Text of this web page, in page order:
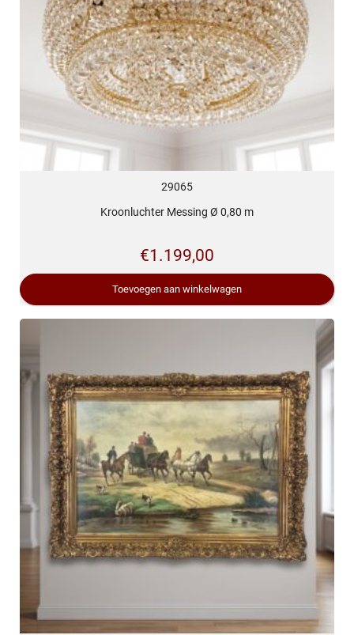
29065
Kroonluchter Messing Ø 0,80 m
€1.199,00
Toevoegen aan winkelwagen